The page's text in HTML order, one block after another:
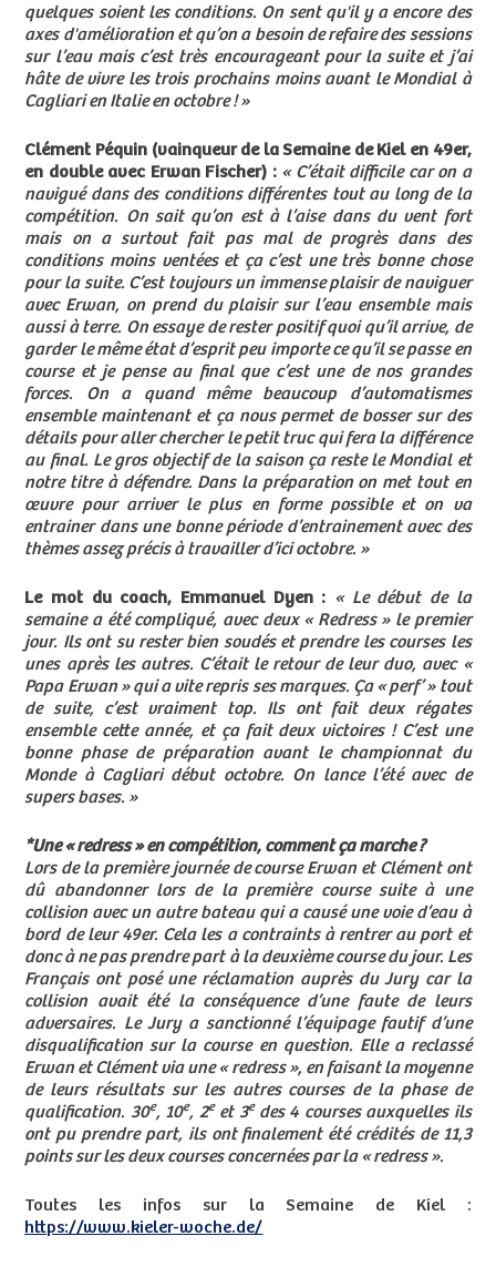
quelques soient les conditions. On sent qu'il y a encore des
axes d'amélioration et qu’on a besoin de refaire des sessions
sur l’eau mais c’est très encourageant pour la suite et j’ai
hâte de vivre les trois prochains moins avant le Mondial à
Cagliari en Italie en octobre ! »
Clément Péquin (vainqueur de la Semaine de Kiel en 49er,
en double avec Erwan Fischer) : « C’était difficile car on a
navigué dans des conditions différentes tout au long de la
compétition. On sait qu’on est à l’aise dans du vent fort
mais on a surtout fait pas mal de progrès dans des
conditions moins ventées et ça c’est une très bonne chose
pour la suite. C’est toujours un immense plaisir de naviguer
avec Erwan, on prend du plaisir sur l’eau ensemble mais
aussi à terre. On essaye de rester positif quoi qu’il arrive, de
garder le même état d’esprit peu importe ce qu’il se passe en
course et je pense au final que c’est une de nos grandes
forces. On a quand même beaucoup d’automatismes
ensemble maintenant et ça nous permet de bosser sur des
détails pour aller chercher le petit truc qui fera la différence
au final. Le gros objectif de la saison ça reste le Mondial et
notre titre à défendre. Dans la préparation on met tout en
œuvre pour arriver le plus en forme possible et on va
entrainer dans une bonne période d’entrainement avec des
thèmes assez précis à travailler d’ici octobre. »
Le mot du coach, Emmanuel Dyen : « Le début de la
semaine a été compliqué, avec deux « Redress » le premier
jour. Ils ont su rester bien soudés et prendre les courses les
unes après les autres. C’était le retour de leur duo, avec «
Papa Erwan » qui a vite repris ses marques. Ça « perf’ » tout
de suite, c’est vraiment top. Ils ont fait deux régates
ensemble cette année, et ça fait deux victoires ! C’est une
bonne phase de préparation avant le championnat du
Monde à Cagliari début octobre. On lance l’été avec de
supers bases. »
*Une « redress » en compétition, comment ça marche ?
Lors de la première journée de course Erwan et Clément ont
dû abandonner lors de la première course suite à une
collision avec un autre bateau qui a causé une voie d’eau à
bord de leur 49er. Cela les a contraints à rentrer au port et
donc à ne pas prendre part à la deuxième course du jour. Les
Français ont posé une réclamation auprès du Jury car la
collision avait été la conséquence d’une faute de leurs
adversaires. Le Jury a sanctionné l’équipage fautif d’une
disqualification sur la course en question. Elle a reclassé
Erwan et Clément via une « redress », en faisant la moyenne
de leurs résultats sur les autres courses de la phase de
qualification. 30e, 10e, 2eet 3edes 4 courses auxquelles ils
ont pu prendre part, ils ont finalement été crédités de 11,3
points sur les deux courses concernées par la « redress ».
Toutes les infos sur la Semaine de Kiel :
https://www.kieler-woche.de/